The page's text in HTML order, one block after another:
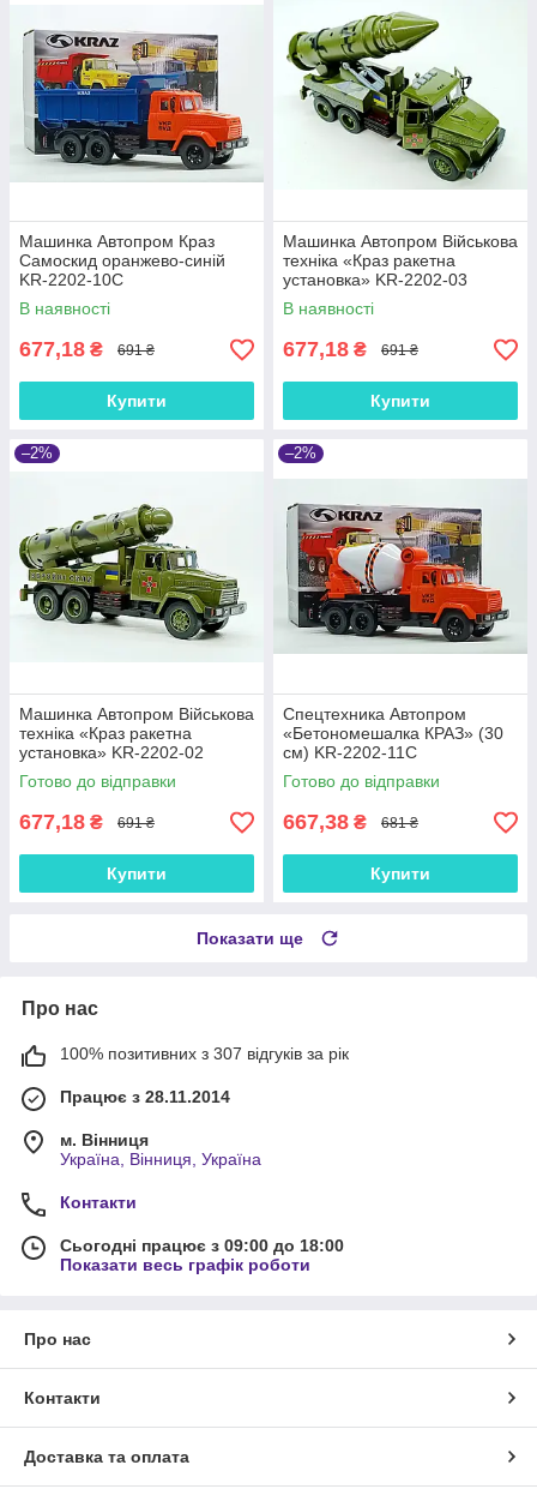
Машинка Автопром Краз
Самоскид оранжево-синій
KR-2202-10C
В наявності
677,18 ₴ 691 ₴
Купити
Машинка Автопром Військова
техніка «Краз ракетна
установка» KR-2202-03
В наявності
677,18 ₴ 691 ₴
Купити
–2%
Машинка Автопром Військова
техніка «Краз ракетна
установка» KR-2202-02
Готово до відправки
677,18 ₴ 691 ₴
Купити
–2%
Спецтехника Автопром
«Бетономешалка КРАЗ» (30
см) KR-2202-11C
Готово до відправки
667,38 ₴ 681 ₴
Купити
Показати ще
Про нас
100% позитивних з 307 відгуків за рік
Працює з 28.11.2014
м. Вінниця
Україна, Вінниця, Україна
Контакти
Сьогодні працює з 09:00 до 18:00
Показати весь графік роботи
Про нас
Контакти
Доставка та оплата